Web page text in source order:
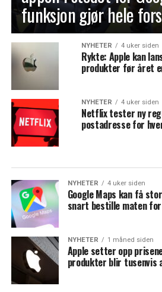
funksjon gjør hele
NYHETER 4 uker siden
Rykte: Apple kan
produkter før året
NYHETER 4 uker siden
Netflix tester ny
postadresse for
NYHETER 4 uker siden
Google Maps kan få
snart bestille maten
NYHETER 1 måned siden
Apple setter opp
produkter blir tusenvis